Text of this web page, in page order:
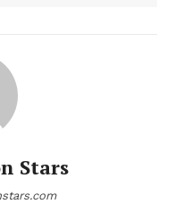
Stars